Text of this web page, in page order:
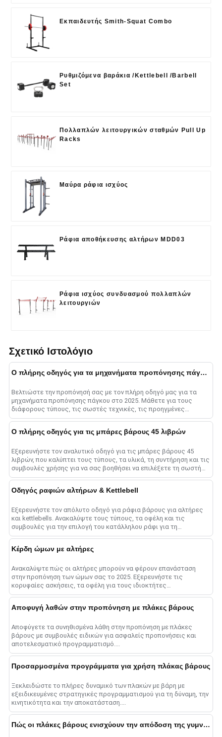
Εκπαιδευτής Smith-Squat Combo
Ρυθμιζόμενα βαράκια /Kettlebell /Barbell
Set
Πολλαπλών λειτουργικών σταθμών Pull Up
Racks
Μαύρα ράφια ισχύος
Ράφια αποθήκευσης αλτήρων MDD03
Ράφια ισχύος συνδυασμού πολλαπλών
λειτουργιών
Σχετικό Ιστολόγιο
Ο πλήρης οδηγός για τα μηχανήματα προπόνησης πάγκου το 2025
Βελτιώστε την προπόνησή σας με τον πλήρη οδηγό μας για τα
μηχανήματα προπόνησης πάγκου στο 2025. Μάθετε για τους
διάφορους τύπους, τις σωστές τεχνικές, τις προηγμένες
μεθόδους και το ......
Ο πλήρης οδηγός για τις μπάρες βάρους 45 λιβρών
Εξερευνήστε τον αναλυτικό οδηγό για τις μπάρες βάρους 45
λιβρών, που καλύπτει τους τύπους, τα υλικά, τη συντήρηση και τις
συμβουλές χρήσης για να σας βοηθήσει να επιλέξετε τη σωστή
μπάρα για μεγιστοποίηση......
Οδηγός ραφιών αλτήρων & Kettlebell
Εξερευνήστε τον απόλυτο οδηγό για ράφια βάρους για αλτήρες
και kettlebells. Ανακαλύψτε τους τύπους, τα οφέλη και τις
συμβουλές για την επιλογή του κατάλληλου ράφι για τη
βελτιστοποίηση του γυμναστηρίου σας sp......
Κέρδη ώμων με αλτήρες
Ανακαλύψτε πώς οι αλτήρες μπορούν να φέρουν επανάσταση
στην προπόνηση των ώμων σας το 2025. Εξερευνήστε τις
κορυφαίες ασκήσεις, τα οφέλη για τους ιδιοκτήτες
γυμναστηρίων και συμβουλές για τη μεγιστοποίηση σας......
Αποφυγή λαθών στην προπόνηση με πλάκες βάρους
Αποφύγετε τα συνηθισμένα λάθη στην προπόνηση με πλάκες
βάρους με συμβουλές ειδικών για ασφαλείς προπονήσεις και
αποτελεσματικό προγραμματισμό....
Προσαρμοσμένα προγράμματα για χρήση πλάκας βάρους
Ξεκλειδώστε το πλήρες δυναμικό των πλακών με βάρη με
εξειδικευμένες στρατηγικές προγραμματισμού για τη δύναμη, την
κινητικότητα και την αποκατάσταση....
Πώς οι πλάκες βάρους ενισχύουν την απόδοση της γυμναστικής στο 2025